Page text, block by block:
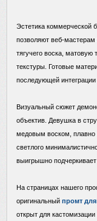
Эстетика коммерческой
позволяют веб-мастерам
тягучего воска,
текстуры. Готовые
последующей
Визуальный сюжет
объектив. Девушка в
медовым воском, плавно
светлого
выигрышно
На страницах нашего
оригинальный промт
открыт для